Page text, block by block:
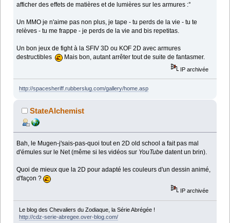
afficher des effets de matières et de lumières sur les armures :°
Un MMO je n'aime pas non plus, je tape - tu perds de la vie - tu te
relèves - tu me frappe - je perds de la vie and bis repetitas.
Un bon jeux de fight à la SFIV 3D ou KOF 2D avec armures
destructibles
Mais bon, autant arrêter tout de suite de fantasmer.
IP archivée
http://spacesheriff.rubberslug.com/gallery/home.asp
StateAlchemist
Bah, le Mugen-j'sais-pas-quoi tout en 2D old school a fait pas mal
d'émules sur le Net (même si les vidéos sur YouTube datent un brin).
Quoi de mieux que la 2D pour adapté les couleurs d'un dessin animé,
d'façon ?
IP archivée
Le blog des Chevaliers du Zodiaque, la Série Abrégée !
http://cdz-serie-abregee.over-blog.com/